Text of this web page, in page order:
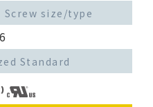
Screw size/type
Standard